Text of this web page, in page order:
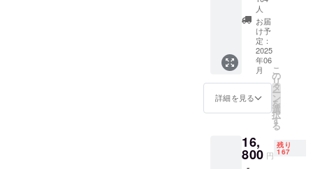
次元の
仕上が
りを是
非ご体
験下さ
い！ ご
提供内
容 ・
「徹底
洗車」1
台分
以上の
施工と
なりま
袋 2
枚
（全長
24セン
チ） ・
オリジ
ナルス
カー 1
枚（10
センチ×
ンチ）
・ブラ
ト ） セ
ンス
アール
「水垢
除去剤
300ml
」×3 定
価
16,800
0円（税
込）
人
お届
け予
定：
2025
年06
月
詳細を見る
こ
の
リ
タ
ー
ン
を
選
択
す
る
16,
800 円
残り
167